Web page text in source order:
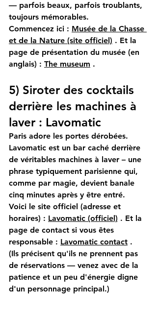
— parfois beaux, parfois troublants,
toujours mémorables.
Commencez ici : Musée de la Chasse
et de la Nature (site officiel) . Et la
page de présentation du musée (en
anglais) : The museum .
5) Siroter des cocktails
derrière les machines à
laver : Lavomatic
Paris adore les portes dérobées.
Lavomatic est un bar caché derrière
de véritables machines à laver – une
phrase typiquement parisienne qui,
comme par magie, devient banale
cinq minutes après y être entré.
Voici le site officiel (adresse et
horaires) : Lavomatic (officiel) . Et la
page de contact si vous êtes
responsable : Lavomatic contact .
(Ils précisent qu'ils ne prennent pas
de réservations — venez avec de la
patience et un peu d'énergie digne
d'un personnage principal.)